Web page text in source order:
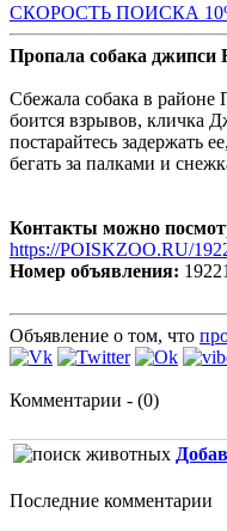
СКОРОСТЬ ПОИСКА
Пропала собака
Сбежала собака в
боится взрывов, кличка
постарайтесь задержать
бегать за палками и
Контакты можно
https://POISKZOO.RU/
Номер объявления:
Объявление о том, что
Комментарии - (0)
Последние комментарии